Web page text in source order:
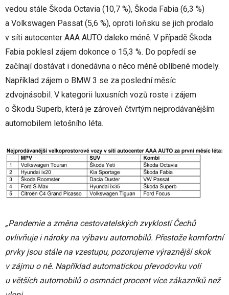
vedou stále Škoda Octavia (10,7 %), Škoda Fabia (6,3 %)
a Volkswagen Passat (5,6 %), oproti loňsku se jich prodalo
v síti autocenter AAA AUTO daleko méně. V případě Škoda
Fabia poklesl zájem dokonce o 15,3 %. Do popředí se
začínají dostávat i donedávna o něco méně oblíbené modely.
Například zájem o BMW 3 se za poslední měsíc
zdvojnásobil. V kategorii luxusních vozů roste i zájem
o Škodu Superb, která je zároveň čtvrtým nejprodávanějším
automobilem letošního léta.
„Pandemie a změna cestovatelských zvyklostí Čechů
ovlivňuje i nároky na výbavu automobilů. Přestože komfortní
prvky jsou stále na vzestupu, pozorujeme výraznější skok
v zájmu o ně. Například automatickou převodovku volí
u větších automobilů o osmnáct procent více zákazníků než